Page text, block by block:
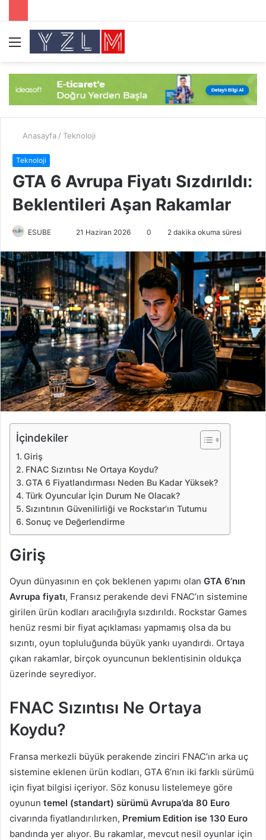
Menü
Anasayfa / Teknoloji
Teknoloji
GTA 6 Avrupa Fiyatı Sızdırıldı:
Beklentileri Aşan Rakamlar
ESUBE
r
e
-
p
o
s
t
a
g
ö
n
e
k
21 Haziran 2026 0 2 dakika okuma süresi
İçindekiler
Giriş
FNAC Sızıntısı Ne Ortaya Koydu?
GTA 6 Fiyatlandırması Neden Bu Kadar Yüksek?
Türk Oyuncular İçin Durum Ne Olacak?
Sızıntının Güvenilirliği ve Rockstar’ın Tutumu
Sonuç ve Değerlendirme
Giriş
Oyun dünyasının en çok beklenen yapımı olan GTA 6’nın
Avrupa fiyatı, Fransız perakende devi FNAC’ın sistemine
girilen ürün kodları aracılığıyla sızdırıldı. Rockstar Games
henüz resmi bir fiyat açıklaması yapmamış olsa da bu
sızıntı, oyun topluluğunda büyük yankı uyandırdı. Ortaya
çıkan rakamlar, birçok oyuncunun beklentisinin oldukça
üzerinde seyrediyor.
FNAC Sızıntısı Ne Ortaya
Koydu?
Fransa merkezli büyük perakende zinciri FNAC’ın arka uç
sistemine eklenen ürün kodları, GTA 6’nın iki farklı sürümü
için fiyat bilgisi içeriyor. Söz konusu listelemeye göre
oyunun temel (standart) sürümü Avrupa’da 80 Euro
civarında fiyatlandırılırken, Premium Edition ise 130 Euro
bandında yer alıyor. Bu rakamlar, mevcut nesil oyunlar için